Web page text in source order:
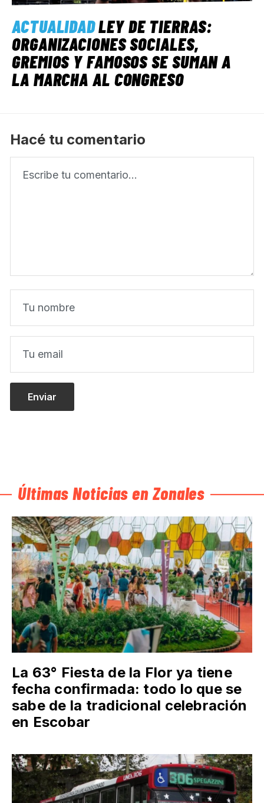
ACTUALIDADLEY DE TIERRAS:
ORGANIZACIONES SOCIALES,
GREMIOS Y FAMOSOS SE SUMAN A
LA MARCHA AL CONGRESO
Hacé tu comentario
Últimas Noticias en Zonales
La 63° Fiesta de la Flor ya tiene
fecha confirmada: todo lo que se
sabe de la tradicional celebración
en Escobar